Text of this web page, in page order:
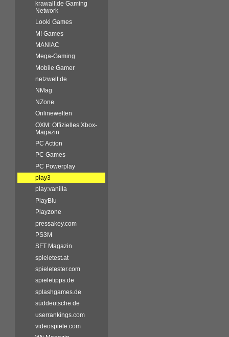
krawall.de Gaming
Network
Looki Games
M! Games
MAN!AC
Mega-Gaming
Mobile Gamer
netzwelt.de
NMag
NZone
Onlinewelten
OXM: Offizielles Xbox-
Magazin
PC Action
PC Games
PC Powerplay
play3
play:vanilla
PlayBlu
Playzone
pressakey.com
PS3M
SFT Magazin
spieletest.at
spieletester.com
spieletipps.de
splashgames.de
süddeutsche.de
userrankings.com
videospiele.com